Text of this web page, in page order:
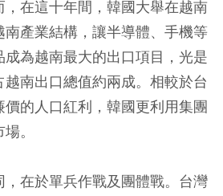
在這十年間，韓國大舉在越南
產業結構，讓半導體、手機等
為越南最大的出口項目，光是
南出口總值約兩成。相較於台
的人口紅利，韓國更利用集團
。
在於單兵作戰及團體戰。台灣